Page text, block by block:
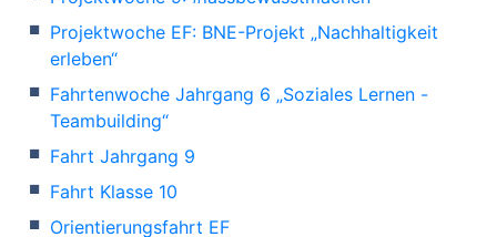
Projektwoche EF: BNE-Projekt „Nachhaltigkeit
erleben“
Fahrtenwoche Jahrgang 6 „Soziales Lernen -
Teambuilding“
Fahrt Jahrgang 9
Fahrt Klasse 10
Orientierungsfahrt EF